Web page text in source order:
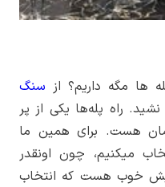
ها مگه داریم؟ از سنگ
راه ­پله­‌ها یکی از پر
هست. برای همین ما
میکنیم، چون اونقدر
خوب هست که انتخاب